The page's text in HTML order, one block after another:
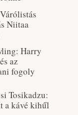
Niitaa
Harry
az
fogoly
Tosikadzu:
a kávé kihűl